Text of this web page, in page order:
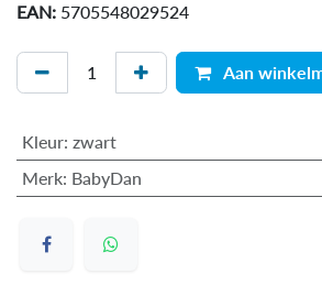
EAN: 5705548029524
Aan
Kleur: zwart
Merk: BabyDan